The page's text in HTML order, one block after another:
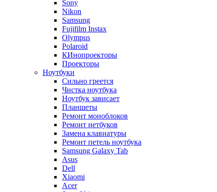
Sony
Nikon
Samsung
Fujifilm Instax
Olympus
Polaroid
КИнопроекторы
Проекторы
Ноутбуки
Сильно греется
Чистка ноутбука
Ноутбук зависает
Планшеты
Ремонт моноблоков
Ремонт нетбуков
Замена клавиатуры
Ремонт петель ноутбука
Samsung Galaxy Tab
Asus
Dell
Xiaomi
Acer